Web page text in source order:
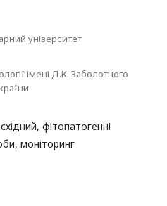
університет
імені Д.К. Заболотного
фітопатогенні
моніторинг